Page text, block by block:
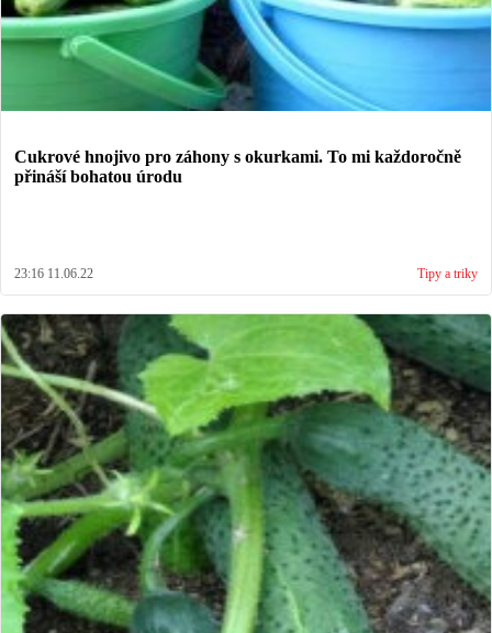
Cukrové hnojivo pro záhony s okurkami. To mi každoročně
přináší bohatou úrodu
23:16 11.06.22 Tipy a triky